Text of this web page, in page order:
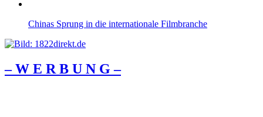
Chinas Sprung in die internationale Filmbranche
– W Ε R Β U Ν G –